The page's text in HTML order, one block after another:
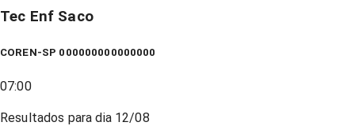
Tec Enf Saco
COREN-SP 000000000000000
07:00
Resultados para dia 12/08